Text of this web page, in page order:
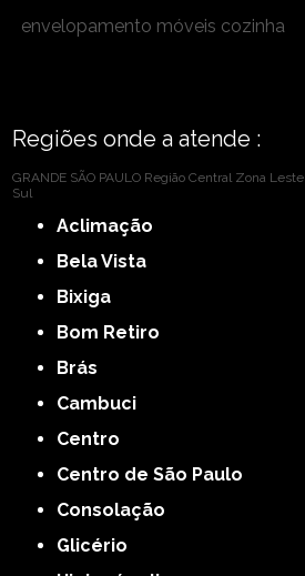
envelopamento móveis cozinha
Regiões onde a atende :
GRANDE SÃO PAULO Região Central Zona Leste
Sul
Aclimação
Bela Vista
Bixiga
Bom Retiro
Brás
Cambuci
Centro
Centro de São Paulo
Consolação
Glicério